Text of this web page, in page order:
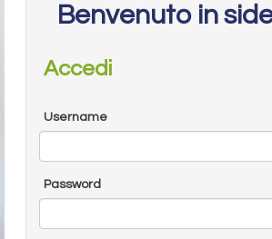
Benvenuto in
Accedi
Username
Password